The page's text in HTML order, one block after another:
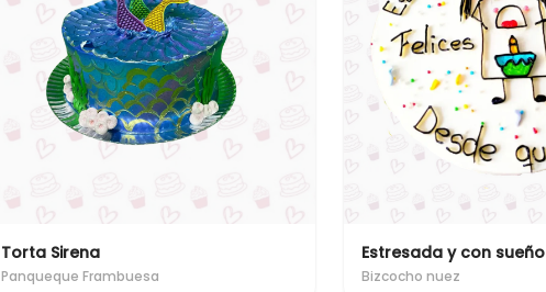
Torta Sirena
Panqueque Frambuesa
Estresada y con sueño
Bizcocho nuez